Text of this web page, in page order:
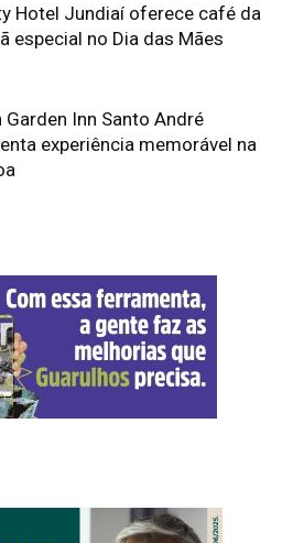
Hotel Jundiaí oferece café da
especial no Dia das Mães
Garden Inn Santo André
experiência memorável na